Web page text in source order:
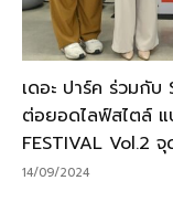
เดอะ ปาร์ค ร่วมกับ
ต่อยอดไลฟ์สไตล์ แ
FESTIVAL Vol.2
14/09/2024